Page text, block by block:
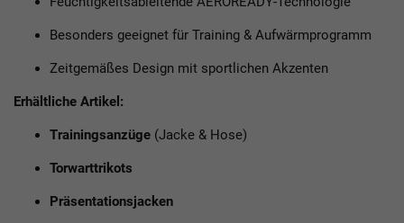
Besonders geeignet für Training & Aufwärmprogramm
Zeitgemäßes Design mit sportlichen Akzenten
Erhältliche Artikel:
Trainingsanzüge (Jacke & Hose)
Torwarttrikots
Präsentationsjacken